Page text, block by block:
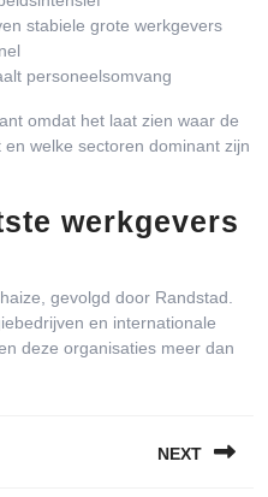
stabiele grote werkgevers
personeelsomvang
omdat het laat zien waar de
welke sectoren dominant zijn
werkgevers
gevolgd door Randstad.
en internationale
deze organisaties meer dan
NEXT